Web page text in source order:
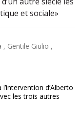
et sociale»
, Gentile Giulio ,
d’Alberto
les trois autres